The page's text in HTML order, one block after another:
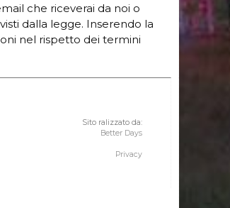
che riceverai da noi o
dalla legge. Inserendo la
nel rispetto dei termini
Sito ralizzato da:
Better Days
Privacy